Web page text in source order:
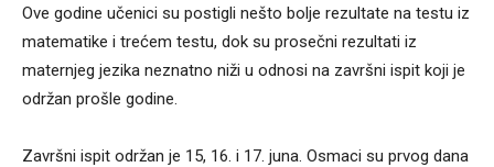
Ove godine učenici su postigli nešto bolje rezultate na testu iz
matematike i trećem testu, dok su prosečni rezultati iz
maternjeg jezika neznatno niži u odnosi na završni ispit koji je
održan prošle godine.
Završni ispit održan je 15, 16. i 17. juna. Osmaci su prvog dana